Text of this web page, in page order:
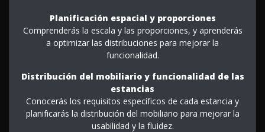
Planificación espacial y proporciones
Comprenderás la escala y las proporciones, y aprenderás
a optimizar las distribuciones para mejorar la
funcionalidad.
Distribución del mobiliario y funcionalidad de las
estancias
Conocerás los requisitos específicos de cada estancia y
planificarás la distribución del mobiliario para mejorar la
usabilidad y la fluidez.